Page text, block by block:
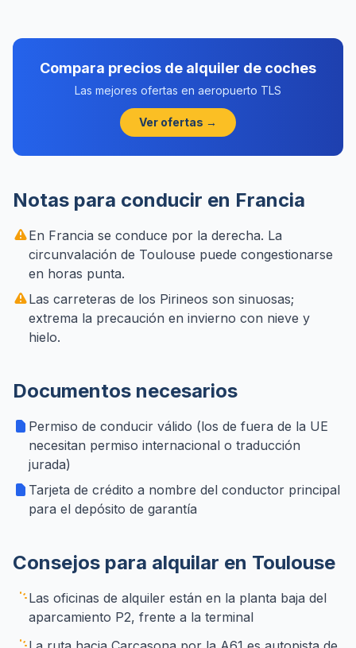
Compara precios de alquiler de coches
Las mejores ofertas en aeropuerto TLS
Ver ofertas →
Notas para conducir en Francia
En Francia se conduce por la derecha. La
circunvalación de Toulouse puede congestionarse
en horas punta.
Las carreteras de los Pirineos son sinuosas;
extrema la precaución en invierno con nieve y
hielo.
Documentos necesarios
Permiso de conducir válido (los de fuera de la UE
necesitan permiso internacional o traducción
jurada)
Tarjeta de crédito a nombre del conductor principal
para el depósito de garantía
Consejos para alquilar en Toulouse
Las oficinas de alquiler están en la planta baja del
aparcamiento P2, frente a la terminal